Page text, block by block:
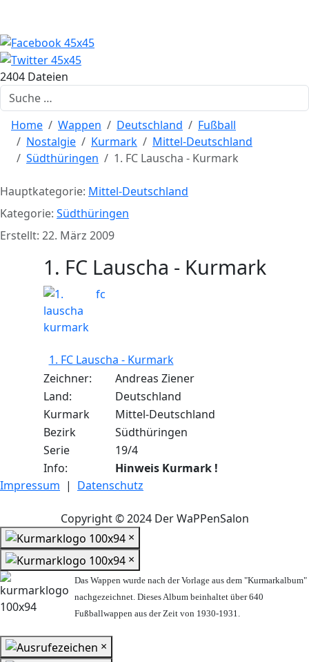
2404 Dateien
Suchen
Home Wappen Deutschland
Fußball
Nostalgie
Kurmark
Mittel-Deutschland
Südthüringen
1. FC Lauscha - Kurmark
Hauptkategorie: Mittel-Deutschland
Kategorie: Südthüringen
Erstellt: 22. März 2009
1. FC Lauscha - Kurmark
1. FC Lauscha - Kurmark
Zeichner:
Andreas Ziener
Land:
Deutschland
Kurmark
Mittel-Deutschland
Bezirk
Südthüringen
Serie
19/4
Info:
Hinweis Kurmark !
Impressum | Datenschutz
Copyright © 2024 Der WaPPenSalon
×
×
Das Wappen wurde nach der Vorlage aus dem "Kurmarkalbum"
nachgezeichnet. Dieses Album beinhaltet über 640
Fußballwappen aus der Zeit von 1930-1931.
×